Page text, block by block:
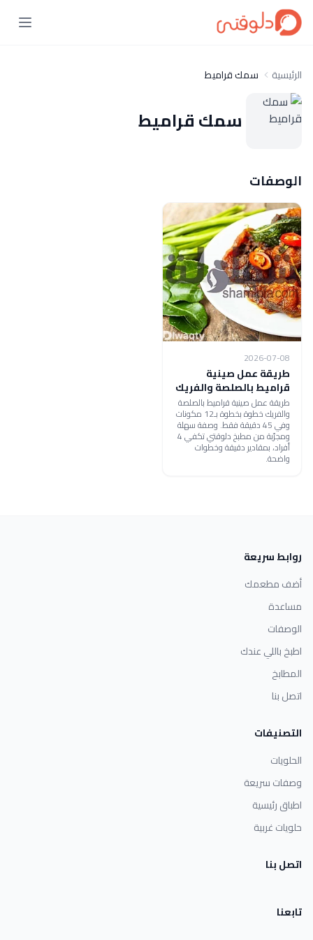
الرئيسية سمك قراميط
سمك قراميط
الوصفات
2026-07-08
طريقة عمل صينية
قراميط بالصلصة والفريك
طريقة عمل صينية قراميط بالصلصة
والفريك خطوة بخطوة بـ12 مكونات
وفي 45 دقيقة فقط. وصفة سهلة
ومجرّبة من مطبخ دلوقتي تكفي 4
أفراد، بمقادير دقيقة وخطوات
واضحة.
روابط سريعة
أضف مطعمك
مساعدة
الوصفات
اطبخ باللي عندك
المطابخ
اتصل بنا
التصنيفات
الحلويات
وصفات سريعة
اطباق رئيسية
حلويات غربية
اتصل بنا
تابعنا